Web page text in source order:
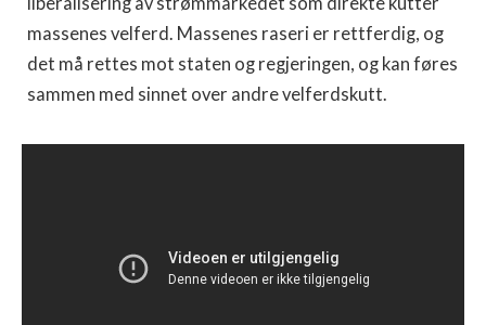
massenes velferd. Massenes raseri er rettferdig, og
det må rettes mot staten og regjeringen, og kan føres
sammen med sinnet over andre velferdskutt.